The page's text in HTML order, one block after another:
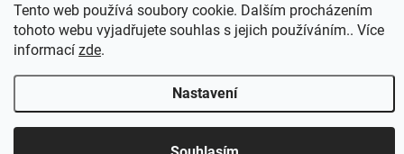
Tento web používá soubory cookie. Dalším procházením
tohoto webu vyjadřujete souhlas s jejich používáním.. Více
informací zde.
Nastavení
Otevírací doba 7:30 - 16:00 hod
Copyright 2026BM MOTO s.r.o.. Všechna práva vyhrazena.Upravit
nastavení cookies